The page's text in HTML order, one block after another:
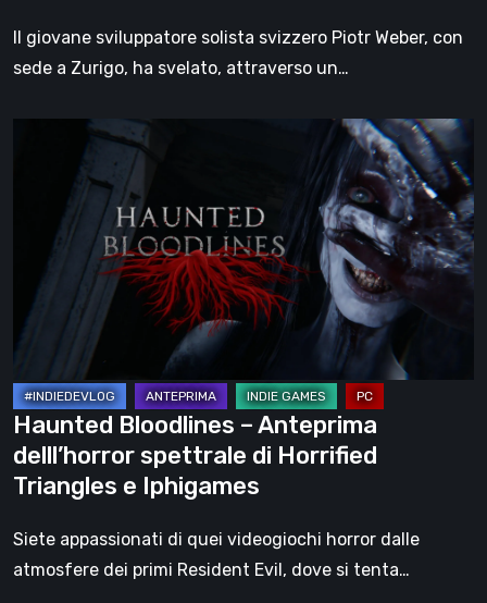
Il giovane sviluppatore solista svizzero Piotr Weber, con
sede a Zurigo, ha svelato, attraverso un…
Bloodlines
Anteprima
delll’horror
spettrale
di
Triangles
e
Iphigames
Haunted Bloodlines – Anteprima
delll’horror spettrale di Horrified
Triangles e Iphigames
Siete appassionati di quei videogiochi horror dalle
atmosfere dei primi Resident Evil, dove si tenta…